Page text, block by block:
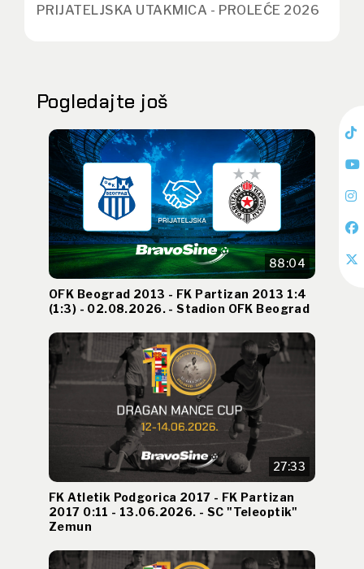
PRIJATELJSKA UTAKMICA - PROLEĆE 2026
Pogledajte još
88:04
OFK Beograd 2013 - FK Partizan 2013 1:4
(1:3) - 02.08.2026. - Stadion OFK Beograd
27:33
FK Atletik Podgorica 2017 - FK Partizan
2017 0:11 - 13.06.2026. - SC "Teleoptik"
Zemun